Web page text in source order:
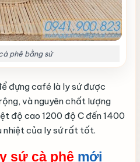
phê bằng sứ
đựng café là ly sứ được
và nguyên chất lượng
độ cao 1200 độ C đến 1400
nhiệt của ly sứ rất tốt.
sứ cà phê mới